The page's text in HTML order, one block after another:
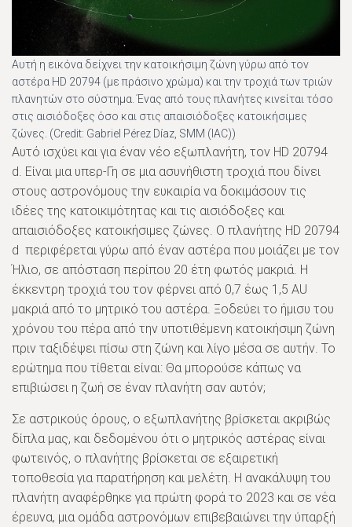
Αυτή η εικόνα δείχνει την κατοικήσιμη ζώνη γύρω από τον
αστέρα HD 20794 (με πράσινο χρώμα) και την τροχιά των τριών
πλανητών στο σύστημα. Ένας από τους πλανήτες κινείται τόσο
στις αισιόδοξες όσο και στις απαισιόδοξες κατοικήσιμες
ζώνες. (Credit: Gabriel Pérez Díaz, SMM (IAC))
Αυτό ισχύει και για έναν νέο εξωπλανήτη, τον HD 20794
d. Είναι μια υπερ-Γη σε μια ασυνήθιστη τροχιά που δίνει
στους αστρονόμους την ευκαιρία να δοκιμάσουν τις
ιδέες της κατοικιμότητας και τις αισιόδοξες και
απαισιόδοξες κατοικήσιμες ζώνες. Ο πλανήτης HD 20794
d περιφέρεται γύρω από έναν αστέρα που μοιάζει με τον
Ήλιο, σε απόσταση περίπου 20 έτη φωτός μακριά. Η
έκκεντρη τροχιά του τον φέρνει από 0,7 έως 1,5 AU
μακριά από το μητρικό του αστέρα. Ξοδεύει το ήμισυ του
χρόνου του πέρα ​​από την υποτιθέμενη κατοικήσιμη ζώνη
πριν ταξιδέψει πίσω στη ζώνη και λίγο μέσα σε αυτήν. Το
ερώτημα που τίθεται είναι: Θα μπορούσε κάπως να
επιβιώσει η ζωή σε έναν πλανήτη σαν αυτόν;
Σε αστρικούς όρους, ο εξωπλανήτης βρίσκεται ακριβώς
δίπλα μας, και δεδομένου ότι ο μητρικός αστέρας είναι
φωτεινός, ο πλανήτης βρίσκεται σε εξαιρετική
τοποθεσία για παρατήρηση και μελέτη. Η ανακάλυψη του
πλανήτη αναφέρθηκε για πρώτη φορά το 2023 και σε νέα
έρευνα, μια ομάδα αστρονόμων επιβεβαιώνει την ύπαρξή